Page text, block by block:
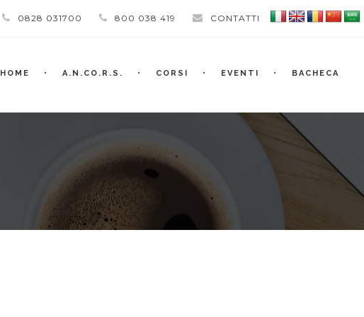
0828 031700 800 038 419 CONTATTI
HOME A.N.CO.R.S. CORSI EVENTI BACHECA